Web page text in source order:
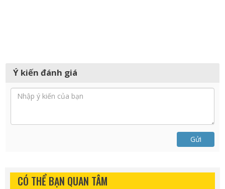
Ý kiến đánh giá
Gửi
CÓ THỂ BẠN QUAN TÂM